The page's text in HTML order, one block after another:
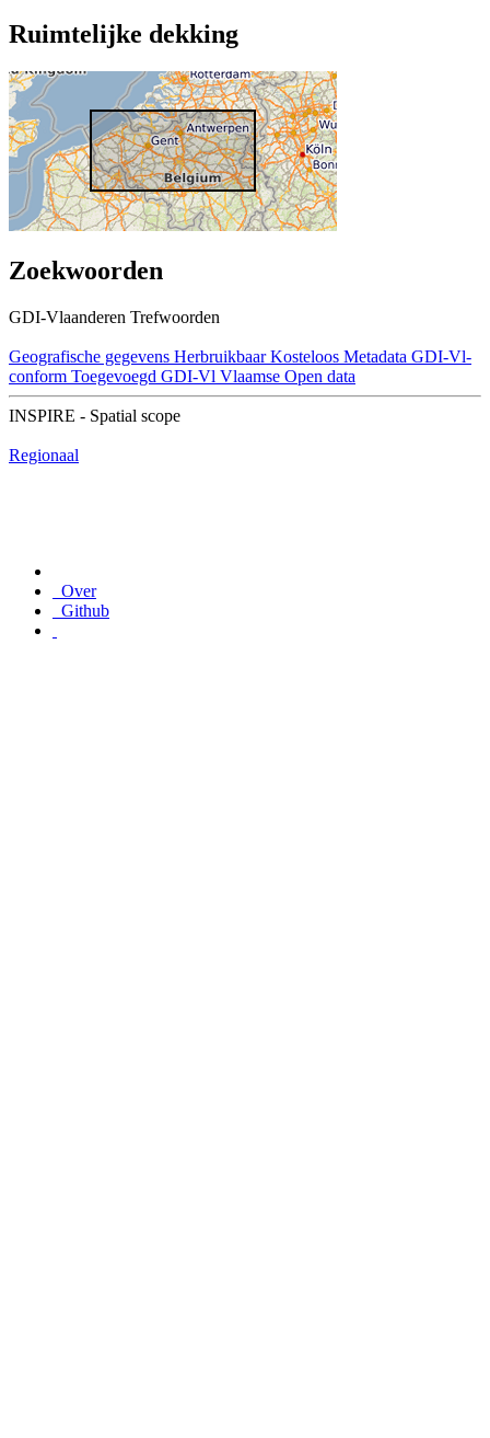
Ruimtelijke dekking
Zoekwoorden
GDI-Vlaanderen Trefwoorden
Geografische gegevens Herbruikbaar Kosteloos Metadata GDI-Vl-
conform Toegevoegd GDI-Vl Vlaamse Open data
INSPIRE - Spatial scope
Regionaal
Over
Github